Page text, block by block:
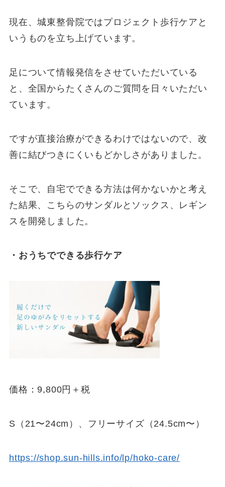
現在、城東整骨院ではプロジェクト歩行ケアと
いうものを立ち上げています。
足について情報発信をさせていただいている
と、全国からたくさんのご質問を日々いただい
ています。
ですが直接治療ができるわけではないので、改
善に結びつきにくいもどかしさがありました。
そこで、自宅でできる方法は何かないかと考え
た結果、こちらのサンダルとソックス、レギン
スを開発しました。
・おうちでできる歩行ケア
価格：9,800円＋税
S（21〜24cm）、フリーサイズ（24.5cm〜）
https://shop.sun-hills.info/lp/hoko-care/